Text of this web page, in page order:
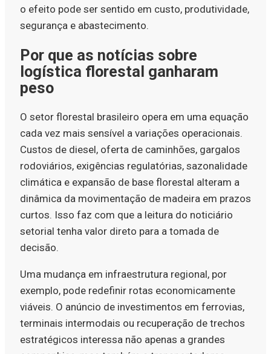
o efeito pode ser sentido em custo, produtividade,
segurança e abastecimento.
Por que as notícias sobre
logística florestal ganharam
peso
O setor florestal brasileiro opera em uma equação
cada vez mais sensível a variações operacionais.
Custos de diesel, oferta de caminhões, gargalos
rodoviários, exigências regulatórias, sazonalidade
climática e expansão de base florestal alteram a
dinâmica da movimentação de madeira em prazos
curtos. Isso faz com que a leitura do noticiário
setorial tenha valor direto para a tomada de
decisão.
Uma mudança em infraestrutura regional, por
exemplo, pode redefinir rotas economicamente
viáveis. O anúncio de investimentos em ferrovias,
terminais intermodais ou recuperação de trechos
estratégicos interessa não apenas a grandes